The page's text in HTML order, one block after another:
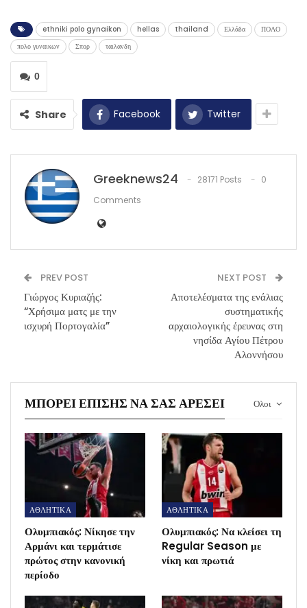
ethniki polo gynaikon hellas thailand Ελλάδα
ΠΟΛΟ
πολο γυναικων
Σπορ ταιλανδη
0
Share Facebook Twitter
Greeknews24 28171 Posts
0
Comments
PREV POST
Γιώργος Κυριαζής:
“Χρήσιμα ματς με την
ισχυρή Πορτογαλία”
NEXT POST
Αποτελέσματα της ενάλιας
συστηματικής
αρχαιολογικής έρευνας στη
νησίδα Αγίου Πέτρου
Αλοννήσου
Ολοι
ΜΠΟΡΕΊ ΕΠΊΣΗΣ ΝΑ ΣΑΣ ΑΡΈΣΕΙ
ΑΘΛΗΤΙΚΑ
Ολυμπιακός: Νίκησε την
Αρμάνι και τερμάτισε
πρώτος στην κανονική
περίοδο
ΑΘΛΗΤΙΚΑ
Ολυμπιακός: Να κλείσει τη
Regular Season με
νίκη και πρωτιά